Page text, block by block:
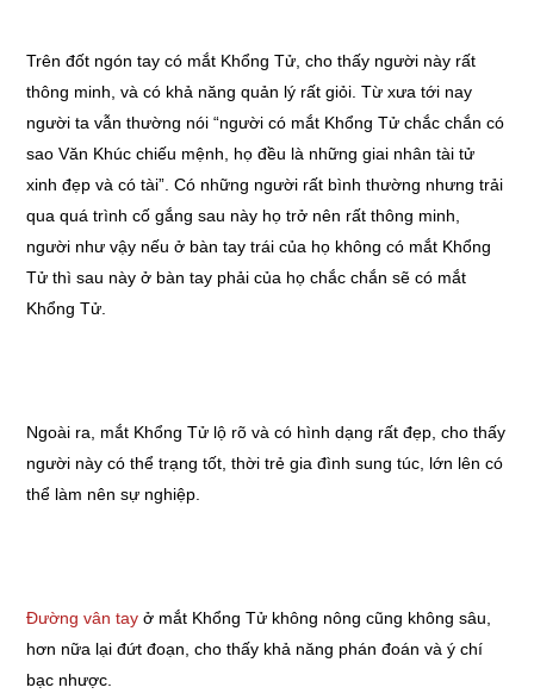
Trên đốt ngón tay có mắt Khổng Tử, cho thấy người này rất
thông minh, và có khả năng quản lý rất giỏi. Từ xưa tới nay
người ta vẫn thường nói “người có mắt Khổng Tử chắc chắn có
sao Văn Khúc chiếu mệnh, họ đều là những giai nhân tài tử
xinh đẹp và có tài”. Có những người rất bình thường nhưng trải
qua quá trình cố gắng sau này họ trở nên rất thông minh,
người như vậy nếu ở bàn tay trái của họ không có mắt Khổng
Tử thì sau này ở bàn tay phải của họ chắc chắn sẽ có mắt
Khổng Tử.
Ngoài ra, mắt Khổng Tử lộ rõ và có hình dạng rất đẹp, cho thấy
người này có thể trạng tốt, thời trẻ gia đình sung túc, lớn lên có
thể làm nên sự nghiệp.
Đường vân tay ở mắt Khổng Tử không nông cũng không sâu,
hơn nữa lại đứt đoạn, cho thấy khả năng phán đoán và ý chí
bạc nhược.